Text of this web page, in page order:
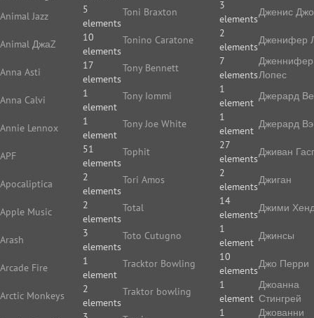
Animal Jazz
5
elements
Animal ДжаZ
10
elements
Anna Asti
17
elements
Anna Calvi
1
element
Annie Lennox
1
element
APF
51
elements
Apocaliptica
2
elements
Apple Music
2
elements
Arash
3
elements
Arcade Fire
1
element
Arctic Monkeys
2
elements
Toni Braxton
3
elements
Tonino Caratone
2
elements
Tony Bennett
7
elements
Tony Iommi
1
element
Tony Joe White
1
element
Tophit
27
elements
Tori Amos
2
elements
Total
14
elements
Toto Cutugno
1
element
Tracktor Bowling
10
elements
Traktor bowling
1
element
1
Дженис
Дженифер
Дженнифер
Лопес
Джерард
Джерард
Дживан
Джиган
Джими
Джинсы
Джо Перри
Джоанна
Стингрей
Джованни